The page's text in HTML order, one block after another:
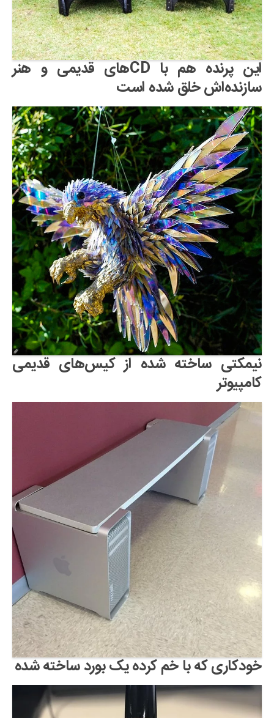
این پرنده هم با CDهای قدیمی و هنر
سازنده‌اش خلق شده است
نیمکتی ساخته شده از کیس‌های قدیمی
کامپیوتر
خودکاری که با خم کرده یک بورد ساخته شده